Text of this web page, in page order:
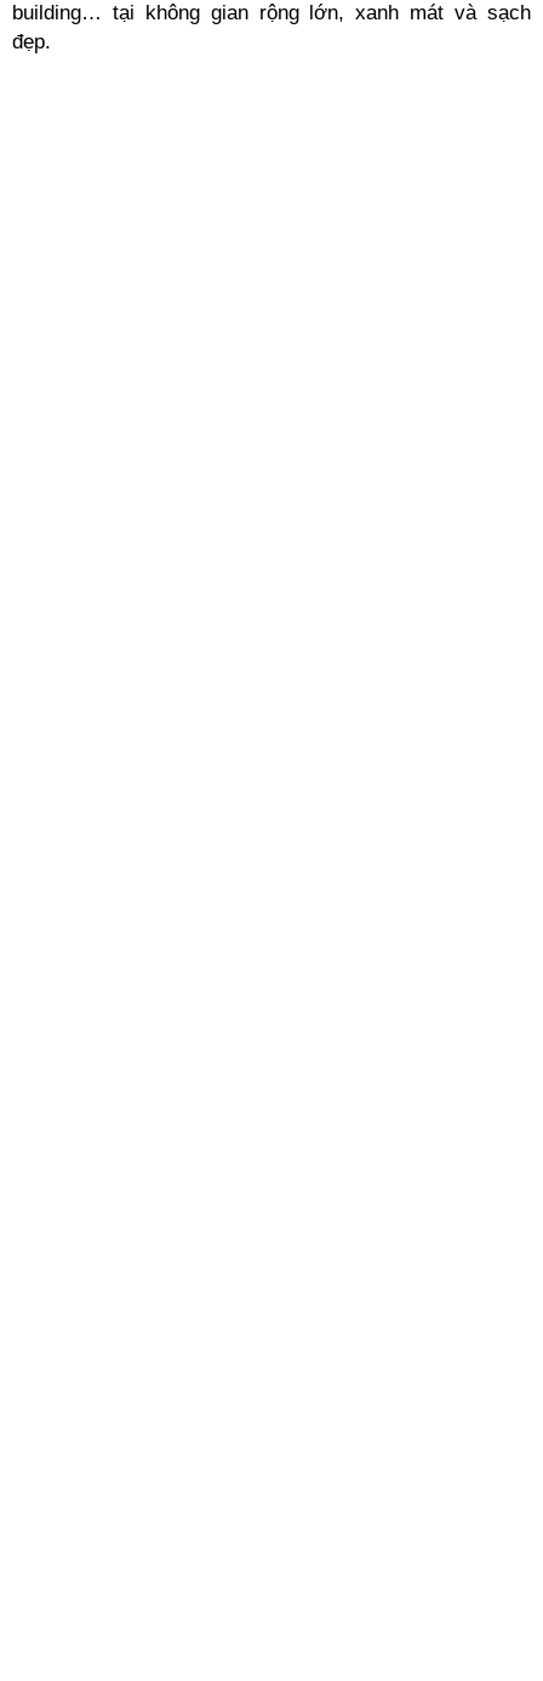
building… tại không gian rộng lớn, xanh mát và sạch
đẹp.